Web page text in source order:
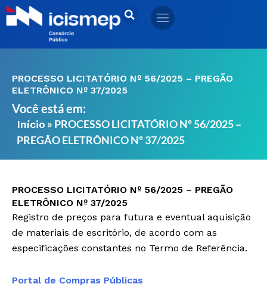
Ir
para
PROCESSO LICITATÓRIO Nº 56/2025 – PREGÃO
ELETRÔNICO Nº 37/2025
Você está em:
Início » PROCESSO LICITATÓRIO Nº 56/2025 –
PREGÃO ELETRÔNICO Nº 37/2025
PROCESSO LICITATÓRIO Nº 56/2025 – PREGÃO
ELETRÔNICO Nº 37/2025
Registro de preços para futura e eventual aquisição
de materiais de escritório, de acordo com as
especificações constantes no Termo de Referência.
Portal de Compras Públicas